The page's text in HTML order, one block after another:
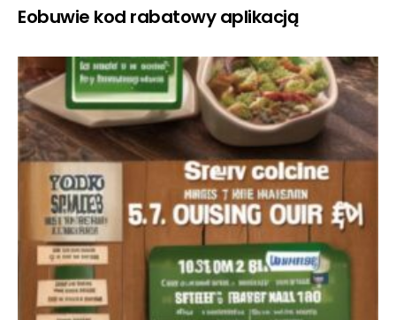
Eobuwie kod rabatowy aplikacją